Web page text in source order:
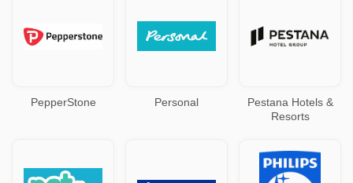
PepperStone Personal
Pestana Hotels &
Resorts